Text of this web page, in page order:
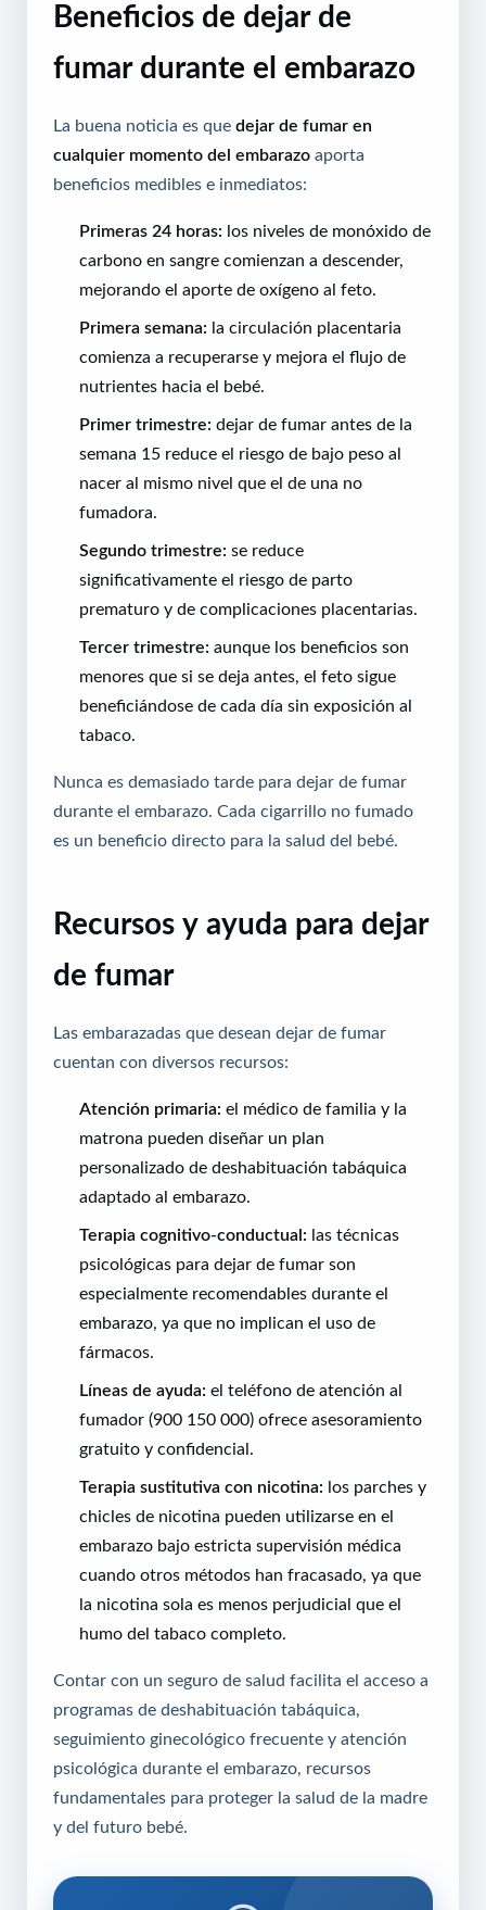
Beneficios de dejar de
fumar durante el embarazo
La buena noticia es que dejar de fumar en
cualquier momento del embarazo aporta
beneficios medibles e inmediatos:
Primeras 24 horas: los niveles de monóxido de
carbono en sangre comienzan a descender,
mejorando el aporte de oxígeno al feto.
Primera semana: la circulación placentaria
comienza a recuperarse y mejora el flujo de
nutrientes hacia el bebé.
Primer trimestre: dejar de fumar antes de la
semana 15 reduce el riesgo de bajo peso al
nacer al mismo nivel que el de una no
fumadora.
Segundo trimestre: se reduce
significativamente el riesgo de parto
prematuro y de complicaciones placentarias.
Tercer trimestre: aunque los beneficios son
menores que si se deja antes, el feto sigue
beneficiándose de cada día sin exposición al
tabaco.
Nunca es demasiado tarde para dejar de fumar
durante el embarazo. Cada cigarrillo no fumado
es un beneficio directo para la salud del bebé.
Recursos y ayuda para dejar
de fumar
Las embarazadas que desean dejar de fumar
cuentan con diversos recursos:
Atención primaria: el médico de familia y la
matrona pueden diseñar un plan
personalizado de deshabituación tabáquica
adaptado al embarazo.
Terapia cognitivo-conductual: las técnicas
psicológicas para dejar de fumar son
especialmente recomendables durante el
embarazo, ya que no implican el uso de
fármacos.
Líneas de ayuda: el teléfono de atención al
fumador (900 150 000) ofrece asesoramiento
gratuito y confidencial.
Terapia sustitutiva con nicotina: los parches y
chicles de nicotina pueden utilizarse en el
embarazo bajo estricta supervisión médica
cuando otros métodos han fracasado, ya que
la nicotina sola es menos perjudicial que el
humo del tabaco completo.
Contar con un seguro de salud facilita el acceso a
programas de deshabituación tabáquica,
seguimiento ginecológico frecuente y atención
psicológica durante el embarazo, recursos
fundamentales para proteger la salud de la madre
y del futuro bebé.